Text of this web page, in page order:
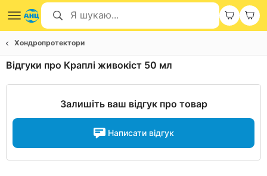
Хондропротектори
Відгуки про Краплі живокіст 50 мл
Залишіть ваш відгук про товар
Написати відгук